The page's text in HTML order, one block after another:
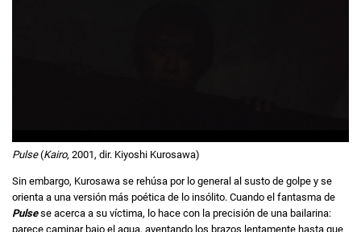
Pulse(Kairo, 2001, dir. Kiyoshi Kurosawa)
Sin embargo, Kurosawa se rehúsa por lo general al susto de golpe y se
orienta a una versión más poética de lo insólito. Cuando el fantasma de
Pulsese acerca a su víctima, lo hace con la precisión de una bailarina:
parece caminar bajo el agua, aventando los brazos lentamente hasta que